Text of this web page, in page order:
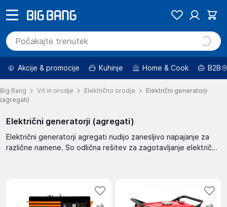
Akcije & promocije Kuhinje Home & Cook B2B
Big Bang Vrt in orodje Električno orodje
Električni generatorji
(agregati)
Električni generatorji (agregati)
Električni generatorji agregati nudijo zanesljivo napajanje za
različne namene. So odlična rešitev za zagotavljanje električne